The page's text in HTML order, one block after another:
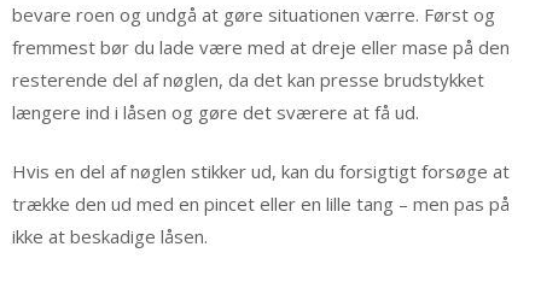
bevare roen og undgå at gøre situationen værre. Først og
fremmest bør du lade være med at dreje eller mase på den
resterende del af nøglen, da det kan presse brudstykket
længere ind i låsen og gøre det sværere at få ud.
Hvis en del af nøglen stikker ud, kan du forsigtigt forsøge at
trække den ud med en pincet eller en lille tang – men pas på
ikke at beskadige låsen.